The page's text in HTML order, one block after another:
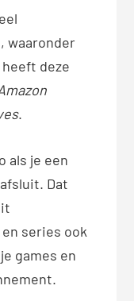
waaronder
heeft deze
.
als je een
Dat
series ook
games en